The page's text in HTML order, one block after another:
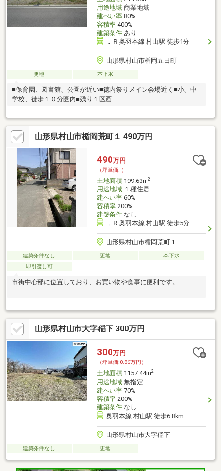
用途地域商業地域
建ぺい率80%
容積率400%
建築条件あり
ＪＲ奥羽本線 村山駅 徒歩1分
山形県村山市楯岡五日町
更地 本下水
■保育園、図書館、公園が近い■徳内祭りメイン会場近く■小、中
学校、徒歩１０分圏内■残り１区画
山形県村山市楯岡荒町１ 490万円
490万円
（坪単価:-）
土地面積199.63m2
用途地域１種住居
建ぺい率60%
容積率200%
建築条件なし
ＪＲ奥羽本線 村山駅 徒歩5分
山形県村山市楯岡荒町１
建築条件なし 更地
本下水
即引渡し可
市街中心部に位置しており、お買い物や食事に便利です。
山形県村山市大字稲下 300万円
300万円
（坪単価:0.86万円）
土地面積1157.44m2
用途地域無指定
建ぺい率70%
容積率200%
建築条件なし
奥羽本線 村山駅 徒歩6.8km
山形県村山市大字稲下
建築条件なし 更地